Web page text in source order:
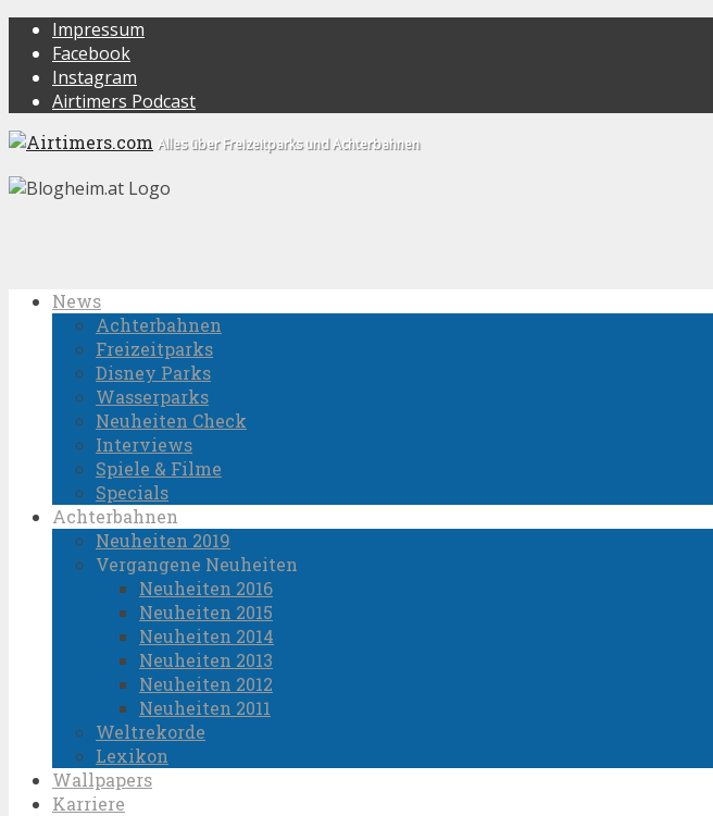
Impressum
Facebook
Instagram
Airtimers Podcast
Alles über Freizeitparks und Achterbahnen
News
Achterbahnen
Freizeitparks
Disney Parks
Wasserparks
Neuheiten Check
Interviews
Spiele & Filme
Specials
Achterbahnen
Neuheiten 2019
Vergangene Neuheiten
Neuheiten 2016
Neuheiten 2015
Neuheiten 2014
Neuheiten 2013
Neuheiten 2012
Neuheiten 2011
Weltrekorde
Lexikon
Wallpapers
Karriere